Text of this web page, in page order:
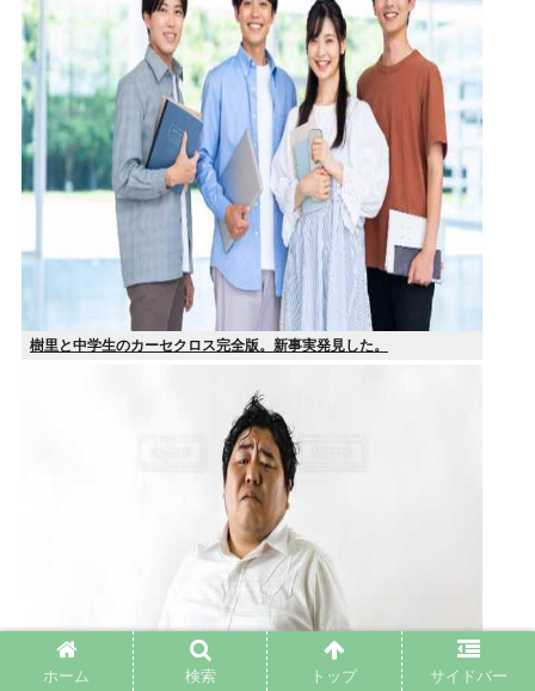
樹里と中学生のカーセクロス完全版。新事実発見した。
ホーム 検索 トップ サイドバー